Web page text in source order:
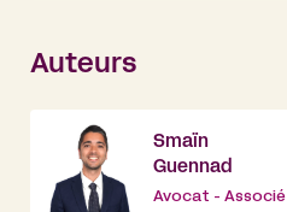
Auteurs
Smaïn
Guennad
Avocat - Associé